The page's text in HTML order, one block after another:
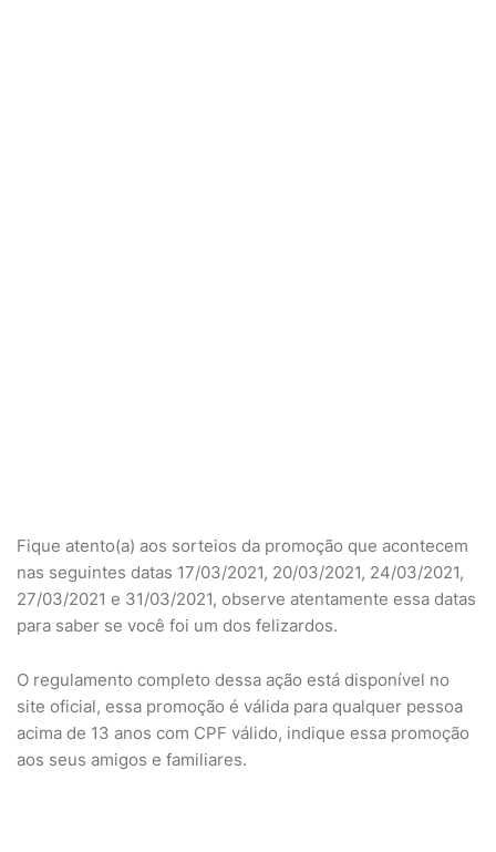
Fique atento(a) aos sorteios da promoção que acontecem
nas seguintes datas 17/03/2021, 20/03/2021, 24/03/2021,
27/03/2021 e 31/03/2021, observe atentamente essa datas
para saber se você foi um dos felizardos.
O regulamento completo dessa ação está disponível no
site oficial, essa promoção é válida para qualquer pessoa
acima de 13 anos com CPF válido, indique essa promoção
aos seus amigos e familiares.